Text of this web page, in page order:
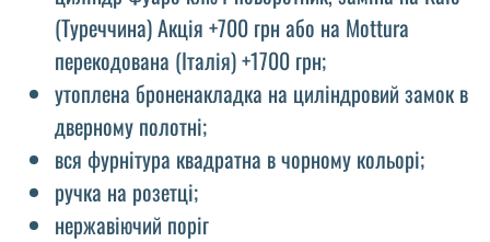
(Туреччина) Акція +700 грн або на Mottura
перекодована (Італія) +1700 грн;
утоплена броненакладка на циліндровий замок в
дверному полотні;
вся фурнітура квадратна в чорному кольорі;
ручка на розетці;
нержавіючий поріг